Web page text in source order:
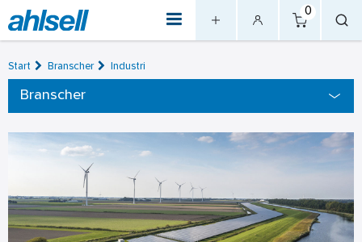
0
Start Branscher Industri
Branscher